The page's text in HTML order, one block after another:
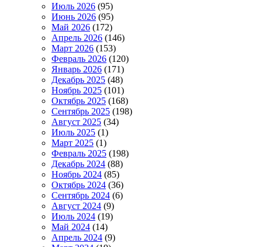
Июль 2026 (95)
Июнь 2026 (95)
Май 2026 (172)
Апрель 2026 (146)
Март 2026 (153)
Февраль 2026 (120)
Январь 2026 (171)
Декабрь 2025 (48)
Ноябрь 2025 (101)
Октябрь 2025 (168)
Сентябрь 2025 (198)
Август 2025 (34)
Июль 2025 (1)
Март 2025 (1)
Февраль 2025 (198)
Декабрь 2024 (88)
Ноябрь 2024 (85)
Октябрь 2024 (36)
Сентябрь 2024 (6)
Август 2024 (9)
Июль 2024 (19)
Май 2024 (14)
Апрель 2024 (9)